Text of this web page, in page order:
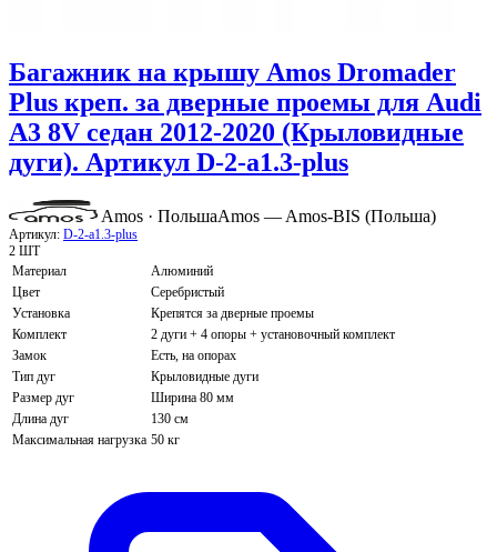
Багажник на крышу Amos Dromader
Plus креп. за дверные проемы для Audi
A3 8V седан 2012-2020 (Крыловидные
дуги). Артикул D-2-a1.3-plus
Amos · ПольшаAmos — Amos-BIS (Польша)
Артикул: D-2-a1.3-plus
2 ШТ
Материал
Алюминий
Цвет
Серебристый
Установка
Крепятся за дверные проемы
Комплект
2 дуги + 4 опоры + установочный комплект
Замок
Есть, на опорах
Тип дуг
Крыловидные дуги
Размер дуг
Ширина 80 мм
Длина дуг
130 см
Максимальная нагрузка 50 кг